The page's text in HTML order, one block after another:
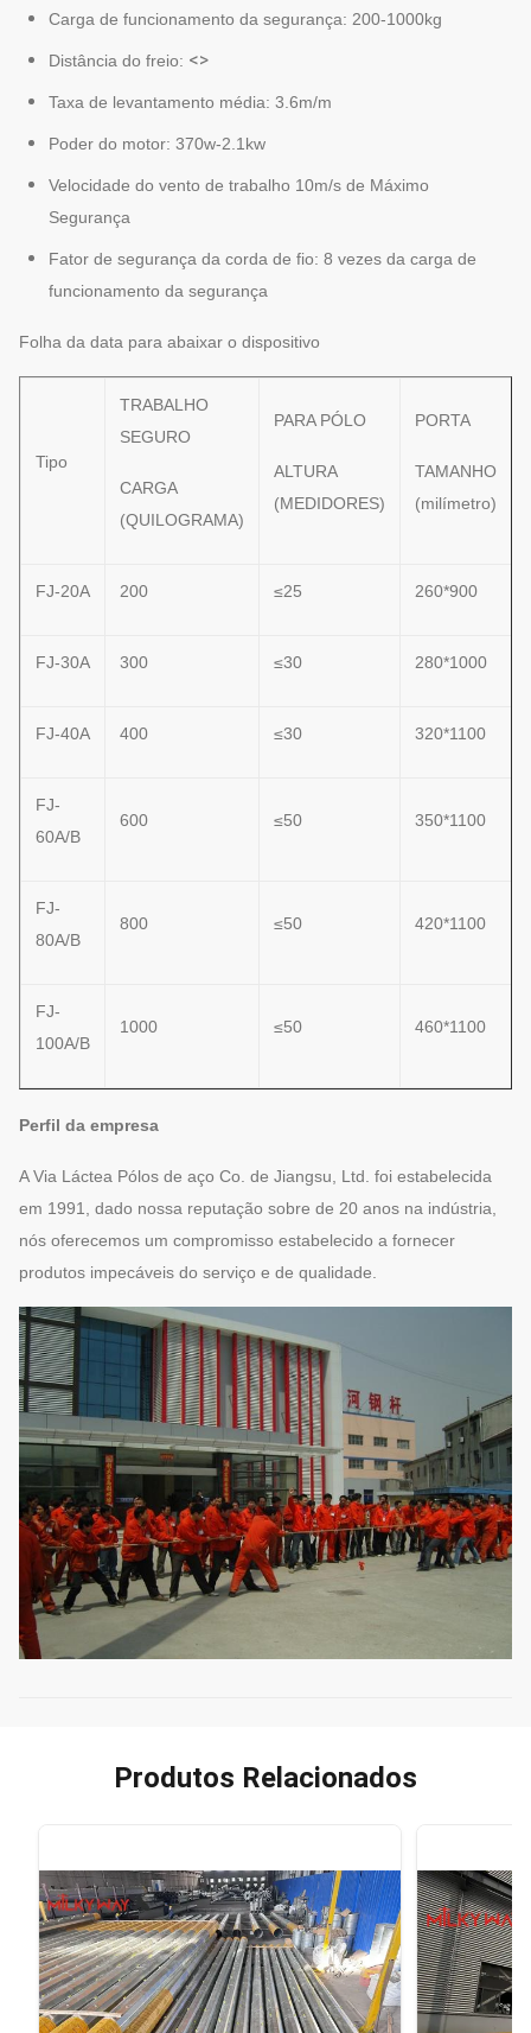
Carga de funcionamento da segurança: 200-1000kg
Distância do freio: <>
Taxa de levantamento média: 3.6m/m
Poder do motor: 370w-2.1kw
Velocidade do vento de trabalho 10m/s de Máximo
Segurança
Fator de segurança da corda de fio: 8 vezes da carga de
funcionamento da segurança
Folha da data para abaixar o dispositivo
Tipo
TRABALHO
SEGURO
CARGA
(QUILOGRAMA)
PARA PÓLO
ALTURA
(MEDIDORES)
PORTA
TAMANHO
(milímetro)
FJ-20A 200 ≤25 260*900
FJ-30A 300 ≤30 280*1000
FJ-40A 400 ≤30 320*1100
FJ-
60A/B
600 ≤50 350*1100
FJ-
80A/B
800 ≤50 420*1100
FJ-
100A/B
1000 ≤50 460*1100
Perfil da empresa
A Via Láctea Pólos de aço Co. de Jiangsu, Ltd. foi estabelecida
em 1991, dado nossa reputação sobre de 20 anos na indústria,
nós oferecemos um compromisso estabelecido a fornecer
produtos impecáveis do serviço e de qualidade.
Produtos Relacionados